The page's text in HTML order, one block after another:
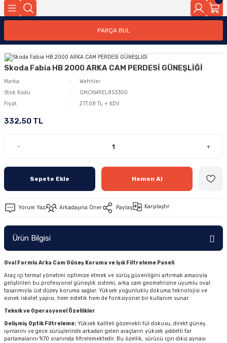
PARÇA BUL
Skoda Fabia HB 2000 ARKA CAM PERDESİ GÜNEŞLİĞİ
Marka
Wehhler
Stok Kodu
QMCXWREL8S3300
Fiyat
277,08 TL + KDV
332,50 TL
- +
Sepete Ekle Hemen Al
Yorum Yaz Arkadaşına Öner Paylaş Karşılaştır
Ürün Bilgisi
Oval Formlu Arka Cam Güneş Koruma ve Işık Filtreleme Paneli
Araç içi termal yönetimi optimize etmek ve sürüş güvenliğini artırmak amacıyla
geliştirilen bu profesyonel güneşlik sistemi, arka cam geometrisine uyumlu oval
tasarımıyla üst düzey koruma sağlar. Yüksek yoğunluklu dokuma teknolojisi ve
esnek iskelet yapısı, hem estetik hem de fonksiyonel bir kullanım sunar.
Teknik ve Operasyonel Özellikler
Gelişmiş Optik Filtreleme: Yüksek kaliteli gözenekli tül dokusu, direkt güneş
ışınlarını ve gece sürüşlerinde arkadan gelen araçların yüksek şiddetli far
parlamalarını %70 oranında filtrelemektedir. Bu özellik, sürücü için dikiz aynası